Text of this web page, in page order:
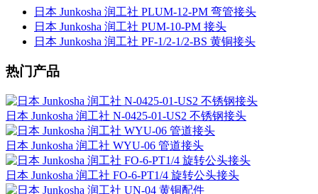
日本 Junkosha 润工社 PLUM-12-PM 弯管接头
日本 Junkosha 润工社 PUM-10-PM 接头
日本 Junkosha 润工社 PF-1/2-1/2-BS 黄铜接头
热门产品
日本 Junkosha 润工社 N-0425-01-US2 不锈钢接头
日本 Junkosha 润工社 WYU-06 管道接头
日本 Junkosha 润工社 FO-6-PT1/4 旋转公头接头